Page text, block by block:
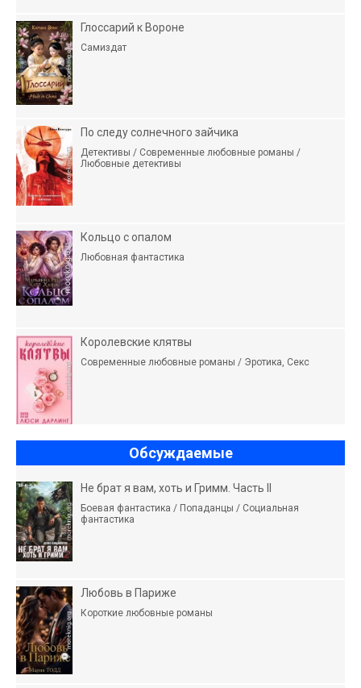
Глоссарий к Вороне
Самиздат
По следу солнечного зайчика
Детективы / Современные любовные романы /
Любовные детективы
Кольцо с опалом
Любовная фантастика
Королевские клятвы
Современные любовные романы / Эротика, Секс
Обсуждаемые
Не брат я вам, хоть и Гримм. Часть II
Боевая фантастика / Попаданцы / Социальная
фантастика
Любовь в Париже
Короткие любовные романы